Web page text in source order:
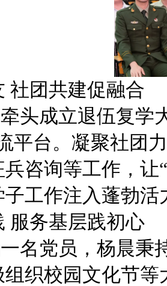
社团共建促融合
成立退伍复学
平台。凝聚社团
咨询等工作，让
工作注入蓬勃活
服务基层践初心
党员，杨晨秉
织校园文化节